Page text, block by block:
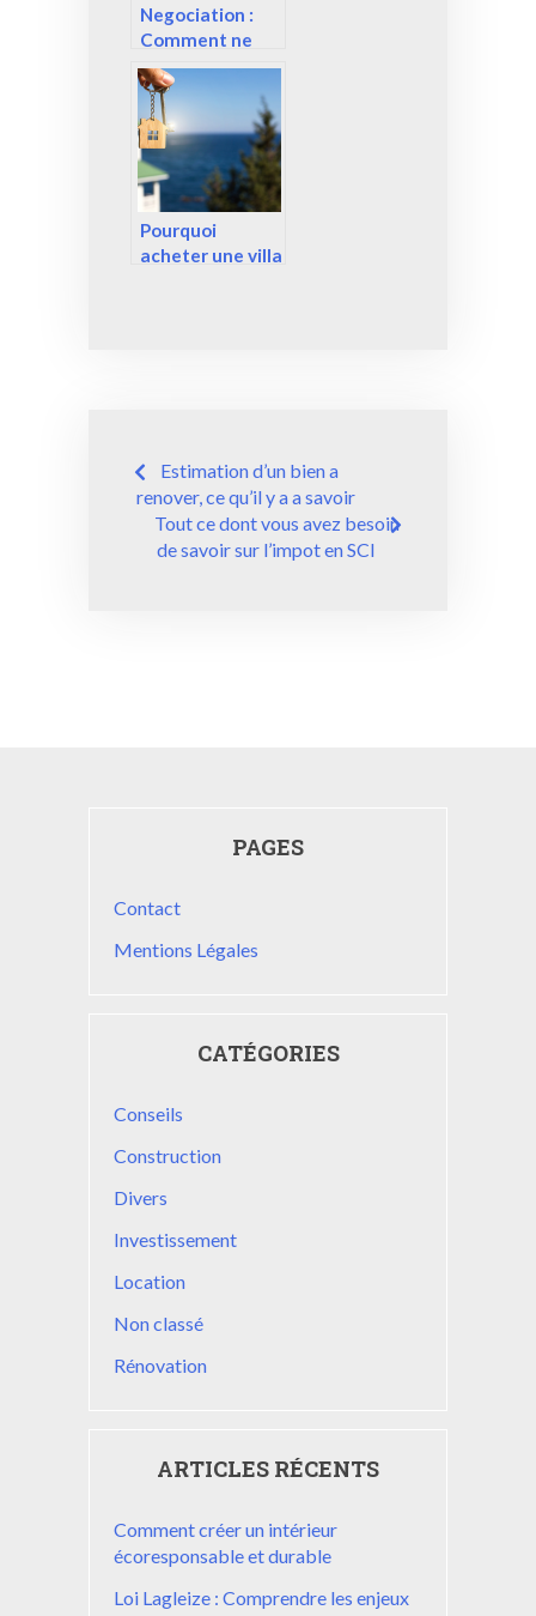
Negociation :
Comment ne
rien payer chez
le notaire
Pourquoi
acheter une villa
Navigation
de
l’article
Estimation d’un bien a
renover, ce qu’il y a a savoir
Tout ce dont vous avez besoin
de savoir sur l’impot en SCI
PAGES
Contact
Mentions Légales
CATÉGORIES
Conseils
Construction
Divers
Investissement
Location
Non classé
Rénovation
ARTICLES RÉCENTS
Comment créer un intérieur
écoresponsable et durable
Loi Lagleize : Comprendre les enjeux